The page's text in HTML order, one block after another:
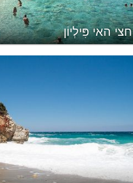
חצי האי פִּילְיוֹן